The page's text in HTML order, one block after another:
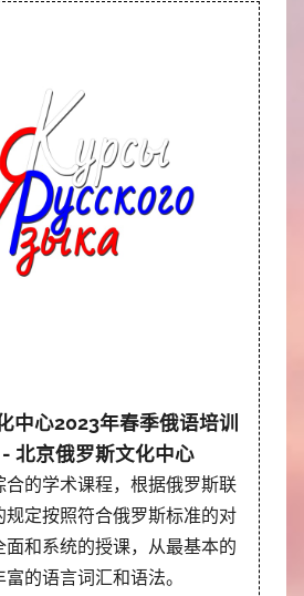
中心2023年春季俄语培训
北京俄罗斯文化中心
合的学术课程，根据俄罗斯联
规定按照符合俄罗斯标准的对
和系统的授课，从最基本的
的语言词汇和语法。